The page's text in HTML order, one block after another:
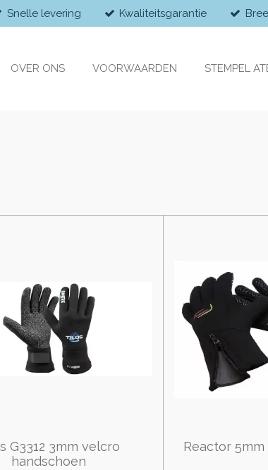
Snelle levering Kwaliteitsgarantie
OVER ONS VOORWAARDEN STEMPEL
G3312 3mm velcro
handschoen
Reactor